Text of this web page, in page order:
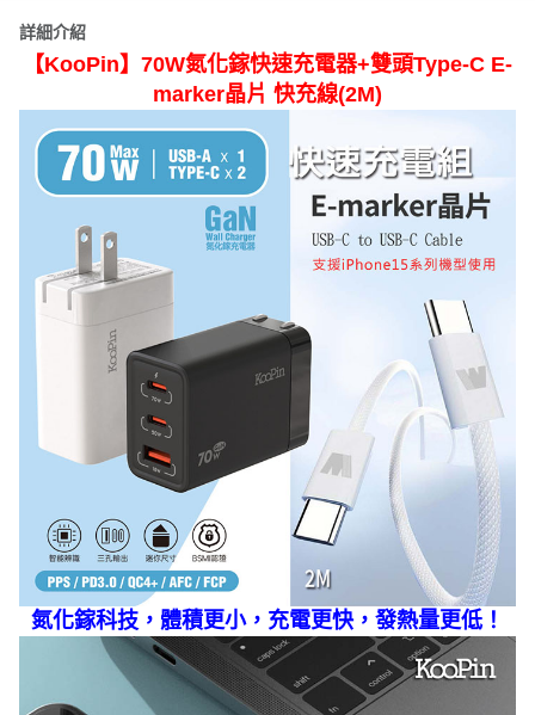
詳細介紹
【KooPin】70W氮化鎵快速充電器+雙頭Type-C E-
marker晶片 快充線(2M)
氮化鎵科技，體積更小，充電更快，發熱量更低！